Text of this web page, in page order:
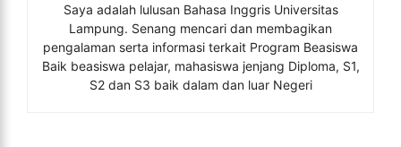
Saya adalah lulusan Bahasa Inggris Universitas
Lampung. Senang mencari dan membagikan
pengalaman serta informasi terkait Program Beasiswa
Baik beasiswa pelajar, mahasiswa jenjang Diploma, S1,
S2 dan S3 baik dalam dan luar Negeri